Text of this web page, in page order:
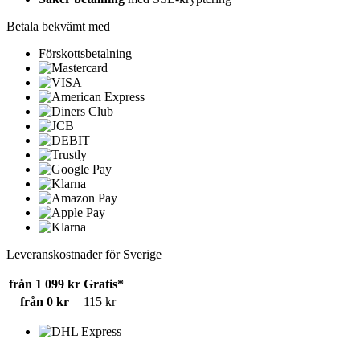
Betala bekvämt med
Förskottsbetalning
Leveranskostnader för Sverige
från 1 099 kr Gratis*
från 0 kr
115 kr